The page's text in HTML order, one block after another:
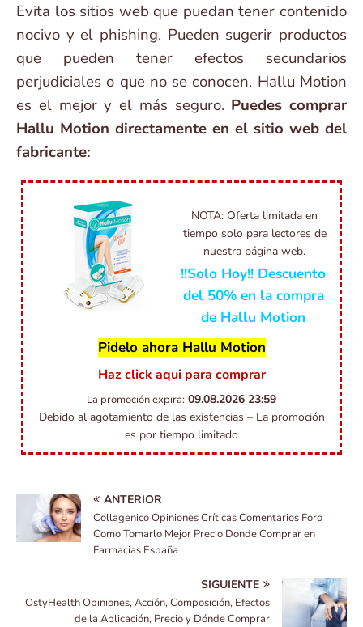
Evita los sitios web que puedan tener contenido
nocivo y el phishing. Pueden sugerir productos
que pueden tener efectos secundarios
perjudiciales o que no se conocen. Hallu Motion
es el mejor y el más seguro. Puedes comprar
Hallu Motion directamente en el sitio web del
fabricante:
NOTA: Oferta limitada en
tiempo solo para lectores de
nuestra página web.
!!Solo Hoy!! Descuento
del 50% en la compra
de Hallu Motion
Pidelo ahora Hallu Motion
Haz click aqui para comprar
La promoción expira: 09.08.2026 23:59
Debido al agotamiento de las existencias – La promoción
es por tiempo limitado
ANTERIOR
Collagenico Opiniones Críticas Comentarios Foro
Como Tomarlo Mejor Precio Donde Comprar en
Farmacias España
SIGUIENTE
OstyHealth Opiniones, Acción, Composición, Efectos
de la Aplicación, Precio y Dónde Comprar